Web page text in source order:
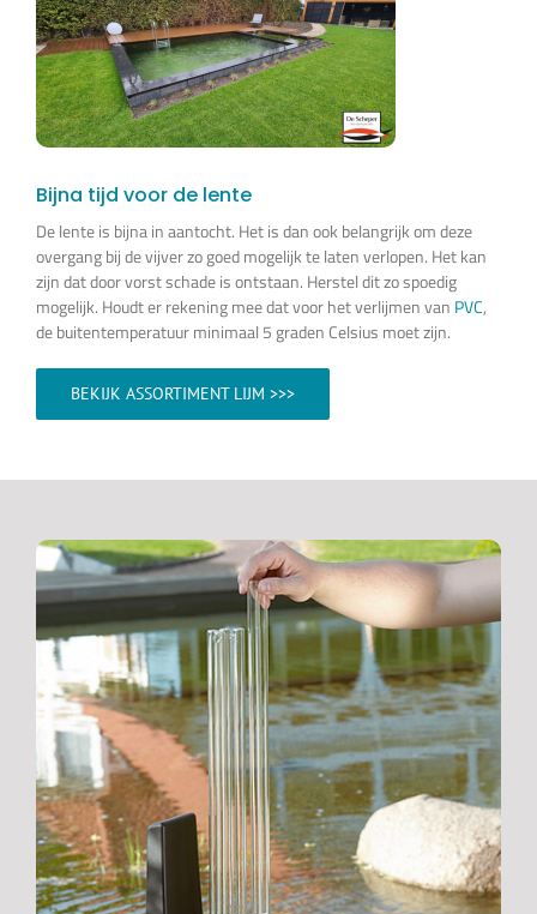
Bijna tijd voor de lente
De lente is bijna in aantocht. Het is dan ook belangrijk om deze
overgang bij de vijver zo goed mogelijk te laten verlopen. Het kan
zijn dat door vorst schade is ontstaan. Herstel dit zo spoedig
mogelijk. Houdt er rekening mee dat voor het verlijmen van PVC,
de buitentemperatuur minimaal 5 graden Celsius moet zijn.
BEKIJK ASSORTIMENT LIJM >>>